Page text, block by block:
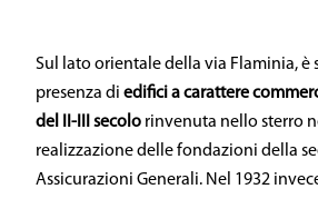
Sul lato orientale della via Flaminia, è
presenza di edifici a carattere
del II-III secolo rinvenuta nello sterro
realizzazione delle fondazioni della
Assicurazioni Generali. Nel 1932